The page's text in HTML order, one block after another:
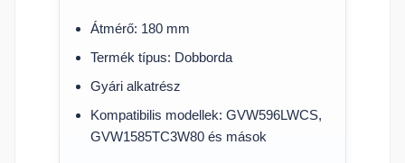
Átmérő: 180 mm
Termék típus: Dobborda
Gyári alkatrész
Kompatibilis modellek: GVW596LWCS,
GVW1585TC3W80 és mások